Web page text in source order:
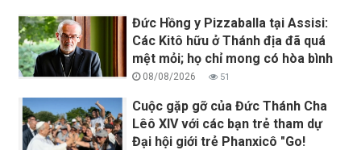
Đức Hồng y Pizzaballa tại Assisi:
Các Kitô hữu ở Thánh địa đã quá
mệt mỏi; họ chỉ mong có hòa bình
08/08/2026 51
Cuộc gặp gỡ của Đức Thánh Cha
Lêô XIV với các bạn trẻ tham dự
Đại hội giới trẻ Phanxicô "Go!